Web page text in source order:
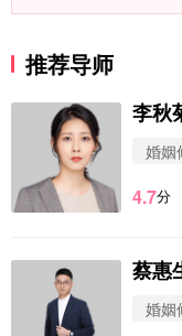
推荐导师
李秋
婚姻
4.7分
蔡惠
婚姻
微
案